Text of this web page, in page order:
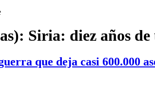
Siria: diez años
que deja casi 600.000